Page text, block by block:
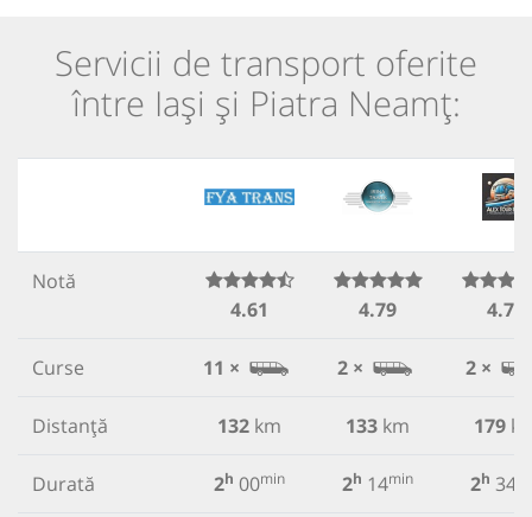
Servicii de transport oferite
între Iași și Piatra Neamț:
Notă
4.61
4.79 4.77
Curse 11 × 2 × 2 ×
Distanță 132 km 133 km 179
Durată 2h 00min 2h 14min 2h 34